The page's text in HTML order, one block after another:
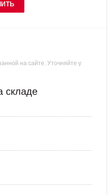
на сайте. Уточняйте у
складе